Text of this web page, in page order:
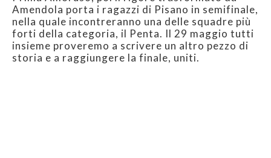
Amendola porta i ragazzi di Pisano in semifinale,
nella quale incontreranno una delle squadre più
forti della categoria, il Penta. Il 29 maggio tutti
insieme proveremo a scrivere un altro pezzo di
storia e a raggiungere la finale, uniti.